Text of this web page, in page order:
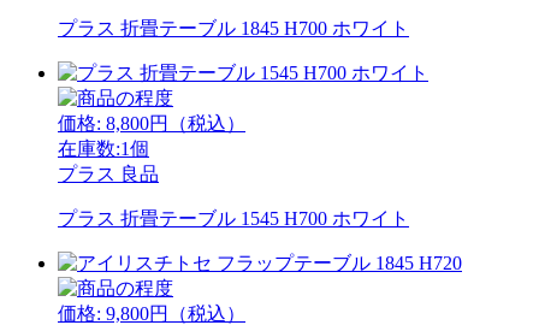
プラス 折畳テーブル 1845 H700 ホワイト
価格: 8,800円（税込）
在庫数:1個
プラス 良品
プラス 折畳テーブル 1545 H700 ホワイト
価格: 9,800円（税込）